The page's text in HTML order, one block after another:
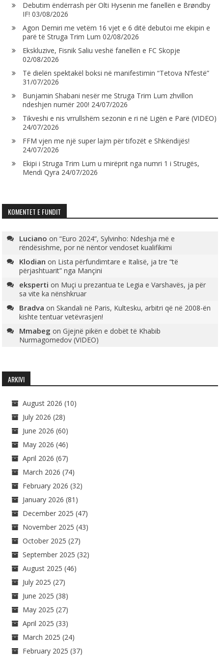
Debutim ëndërrash për Olti Hysenin me fanellën e Brøndby
IF! 03/08/2026
Agon Demiri me vetëm 16 vjet e 6 ditë debutoi me ekipin e
parë të Struga Trim Lum 02/08/2026
Ekskluzive, Fisnik Saliu veshë fanellën e FC Skopje
02/08/2026
Të dielën spektakël boksi në manifestimin “Tetova N’festë”
31/07/2026
Bunjamin Shabani nesër me Struga Trim Lum zhvillon
ndeshjen numër 200! 24/07/2026
Tikveshi e nis vrrullshëm sezonin e ri në Ligën e Parë (VIDEO)
24/07/2026
FFM vjen me një super lajm për tifozët e Shkëndijës!
24/07/2026
Ekipi i Struga Trim Lum u mirëprit nga numri 1 i Strugës,
Mendi Qyra 24/07/2026
KOMENTET E FUNDIT
Luciano on“Euro 2024”, Sylvinho: Ndeshja më e
rëndësishme, por në nëntor vendoset kualifikimi
Klodian on Lista përfundimtare e Italisë, ja tre “të
përjashtuarit” nga Mançini
eksperti on Muçi u prezantua te Legia e Varshavës, ja për
sa vite ka nënshkruar
Bradva onSkandali në Paris, Kultesku, arbitri që në 2008-ën
kishte tentuar vetëvrasjen!
Mmabeg onGjejnë pikën e dobët të Khabib
Nurmagomedov (VIDEO)
ARKIVI
August 2026 (10)
July 2026 (28)
June 2026 (60)
May 2026 (46)
April 2026 (67)
March 2026 (74)
February 2026 (32)
January 2026 (81)
December 2025 (47)
November 2025 (43)
October 2025 (27)
September 2025 (32)
August 2025 (46)
July 2025 (27)
June 2025 (38)
May 2025 (27)
April 2025 (33)
March 2025 (24)
February 2025 (37)